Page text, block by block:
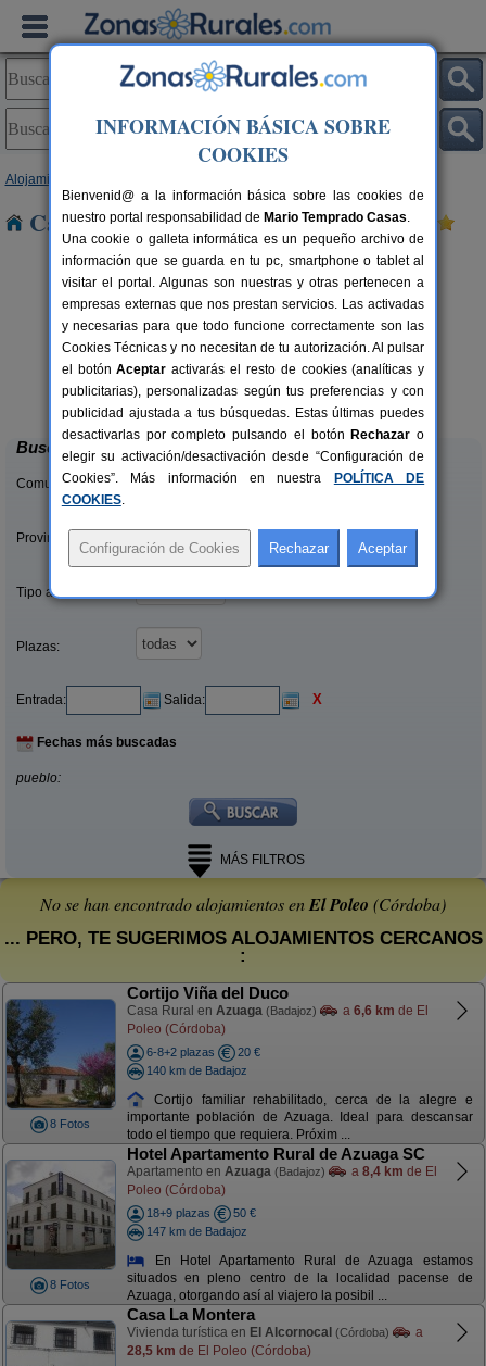
Alojamientos
Casas Rurales cerca de El Poleo
4 pers.
desde30 €
Casa El Viso
Rute (Córdoba)
Buscar
Comunidades:
Provincias/Islas:
Tipo alquiler:
Plazas:
Entrada: Salida: X
Fechas más buscadas
pueblo:
MÁS FILTROS
No se han encontrado alojamientos enEl Poleo (Córdoba)
... PERO, TE SUGERIMOS ALOJAMIENTOS CERCANOS
:
8 Fotos
Cortijo Viña del Duco
Casa Rural en Azuaga (Badajoz) a 6,6 km de El
Poleo (Córdoba)
6-8+2 plazas
20 €
140 km de Badajoz
Cortijo familiar rehabilitado, cerca de la alegre e
importante población de Azuaga. Ideal para descansar
todo el tiempo que requiera. Próxim ...
8 Fotos
Hotel Apartamento Rural de Azuaga SC
Apartamento en Azuaga (Badajoz) a 8,4 km de El
Poleo (Córdoba)
18+9 plazas
50 €
147 km de Badajoz
En Hotel Apartamento Rural de Azuaga estamos
situados en pleno centro de la localidad pacense de
Azuaga, otorgando así al viajero la posibil ...
Casa La Montera
Vivienda turística en El Alcornocal (Córdoba)
a
28,5 km de El Poleo (Córdoba)
INFORMACIÓN BÁSICA SOBRE
COOKIES
Bienvenid@ a la información básica sobre las cookies de
nuestro portal responsabilidad de Mario Temprado Casas.
Una cookie o galleta informática es un pequeño archivo de
información que se guarda en tu pc, smartphone o tablet al
visitar el portal. Algunas son nuestras y otras pertenecen a
empresas externas que nos prestan servicios. Las activadas
y necesarias para que todo funcione correctamente son las
Cookies Técnicas y no necesitan de tu autorización. Al pulsar
el botónAceptar activarás el resto de cookies (analíticas y
publicitarias), personalizadas según tus preferencias y con
publicidad ajustada a tus búsquedas. Estas últimas puedes
desactivarlas por completo pulsando el botón Rechazar o
elegir su activación/desactivación desde “Configuración de
Cookies”. Más información en nuestra
POLÍTICA DE
COOKIES.